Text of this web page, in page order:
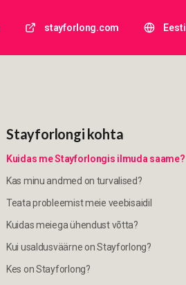
stayforlong.com Eesti
Stayforlongi kohta
Kuidas me Stayforlongis ilmuda saame?
Kas minu andmed on turvalised?
Teata probleemist meie veebisaidil
Kuidas meiega ühendust võtta?
Kui usaldusväärne on Stayforlong?
Kes on Stayforlong?